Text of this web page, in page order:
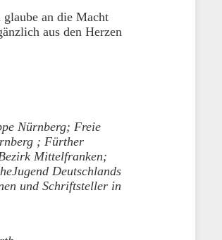
an die Macht
aus den Herzen
Nürnberg; Freie
; Fürther
Mittelfranken;
Deutschlands
und Schriftsteller in